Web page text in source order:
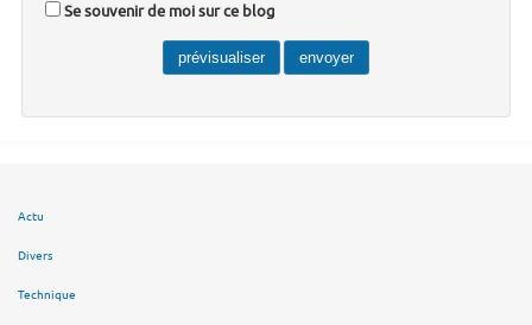
Se souvenir de moi sur ce blog
Actu
Divers
Technique